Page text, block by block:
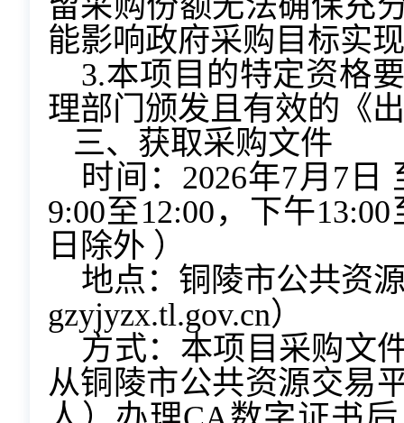
能影响政府采购目标实
3.本项目的特定资格
理部门颁发且有效的《
三、获取采购文件
时间：2026年7月7日
9:00至12:00，下午
日除外 ）
地点：铜陵市公共资
gzyjyzx.tl.gov.cn）
方式：本项目采购文
从铜陵市公共资源交易